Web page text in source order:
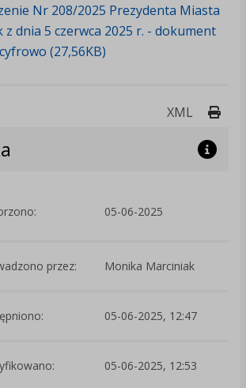
Nr 208/2025 Prezydenta Miasta
z dnia 5 czerwca 2025 r. - dokument
(27,56KB)
XML
05-06-2025
przez: Monika Marciniak
05-06-2025, 12:47
05-06-2025, 12:53